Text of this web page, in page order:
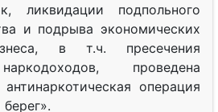
ликвидации подпольного
и подрыва экономических
в т.ч. пресечения
проведена
антинаркотическая операция